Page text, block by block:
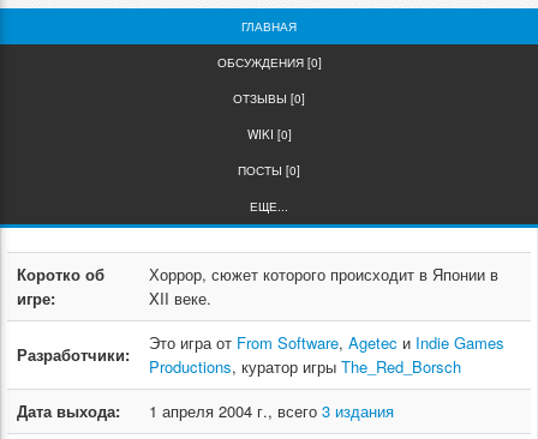
ГЛАВНАЯ
ОБСУЖДЕНИЯ [0]
ОТЗЫВЫ [0]
WIKI [0]
ПОСТЫ [0]
ЕЩЕ...
Коротко об
игре:
Хоррор, сюжет которого происходит в Японии в
XII веке.
Разработчики:
Это игра от From Software, Agetec и Indie Games
Productions, куратор игры The_Red_Borsch
Дата выхода:
1 апреля 2004 г., всего 3 издания